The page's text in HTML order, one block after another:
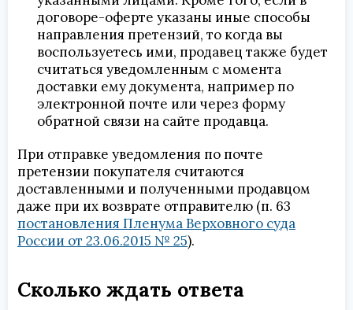
договоре-оферте указаны иные способы
направления претензий, то когда вы
воспользуетесь ими, продавец также будет
считаться уведомленным с момента
доставки ему документа, например по
электронной почте или через форму
обратной связи на сайте продавца.
При отправке уведомления по почте
претензии покупателя считаются
доставленными и полученными продавцом
даже при их возврате отправителю (п. 63
постановления Пленума Верховного суда
России от 23.06.2015 № 25).
Сколько ждать ответа